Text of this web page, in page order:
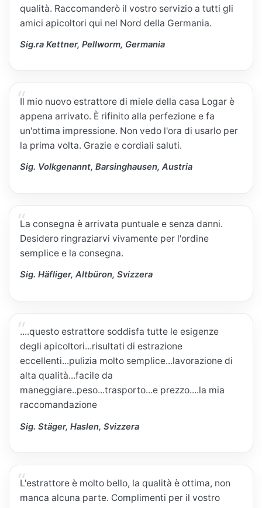
qualità. Raccomanderò il vostro servizio a tutti gli
amici apicoltori qui nel Nord della Germania.
Sig.ra Kettner, Pellworm, Germania
Il mio nuovo estrattore di miele della casa Logar è
appena arrivato. È rifinito alla perfezione e fa
un'ottima impressione. Non vedo l'ora di usarlo per
la prima volta. Grazie e cordiali saluti.
Sig. Volkgenannt, Barsinghausen, Austria
La consegna è arrivata puntuale e senza danni.
Desidero ringraziarvi vivamente per l'ordine
semplice e la consegna.
Sig. Häfliger, Altbüron, Svizzera
....questo estrattore soddisfa tutte le esigenze
degli apicoltori...risultati di estrazione
eccellenti...pulizia molto semplice...lavorazione di
alta qualità...facile da
maneggiare..peso...trasporto...e prezzo....la mia
raccomandazione
Sig. Stäger, Haslen, Svizzera
L'estrattore è molto bello, la qualità è ottima, non
manca alcuna parte. Complimenti per il vostro